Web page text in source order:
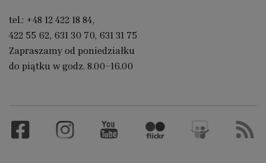
tel.: +48 12 422 18 84,
422 55 62, 631 30 70, 631 31 75
Zapraszamy od poniedziałku
do piątku w godz. 8.00–16.00
Facebook Instagram YouTube Flickr Slideshare RSS